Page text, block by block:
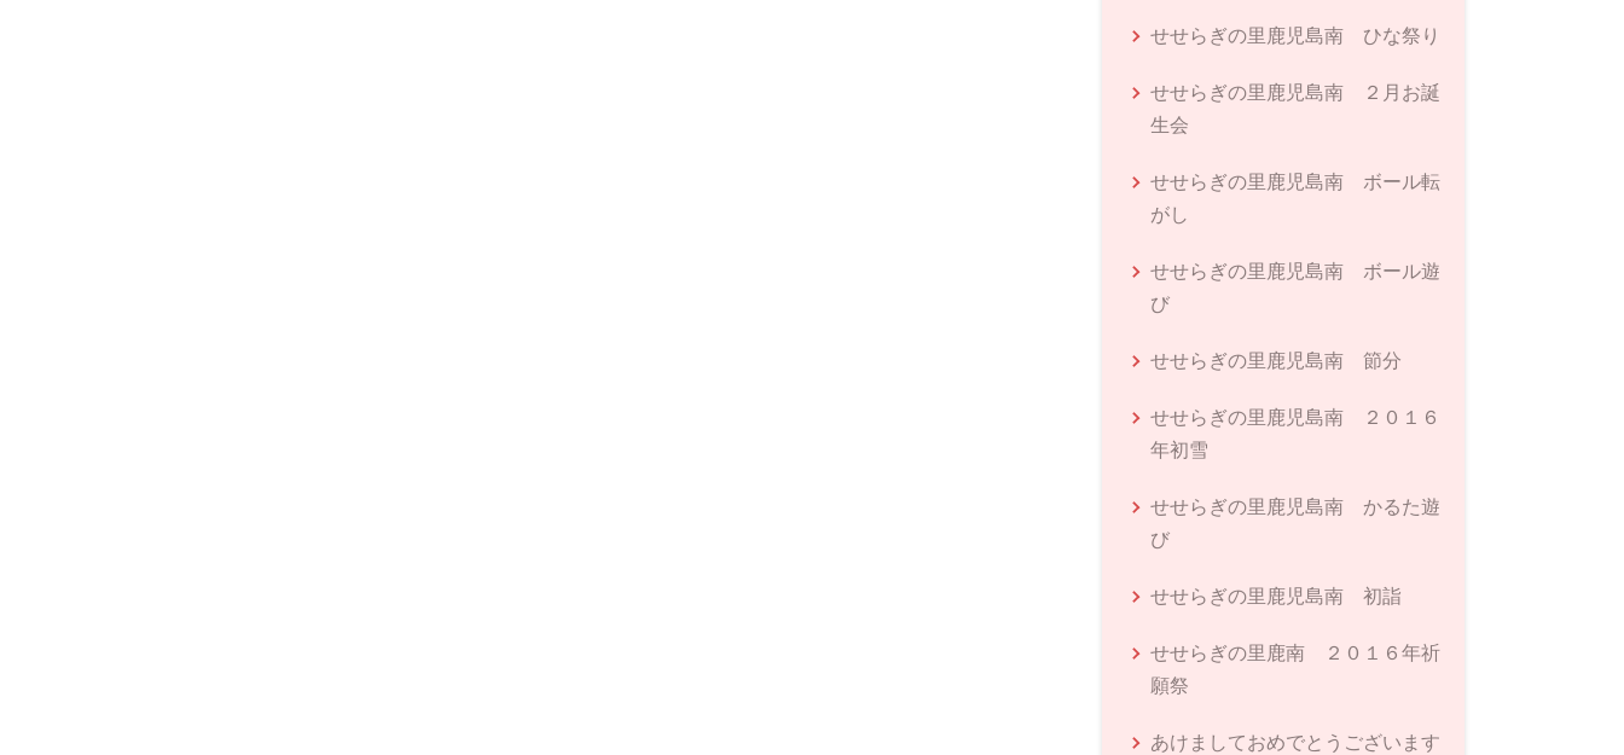
せせらぎの里鹿児島南 ひな祭り
せせらぎの里鹿児島南 ２月お誕
生会
せせらぎの里鹿児島南 ボール転
がし
せせらぎの里鹿児島南 ボール遊
び
せせらぎの里鹿児島南 節分
せせらぎの里鹿児島南 ２０１６
年初雪
せせらぎの里鹿児島南 かるた遊
び
せせらぎの里鹿児島南 初詣
せせらぎの里鹿南 ２０１６年祈
願祭
あけましておめでとうございます